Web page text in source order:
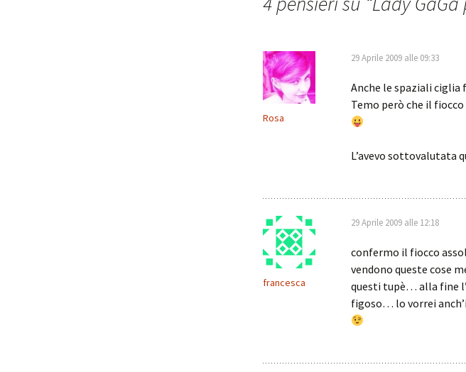
Rosa
29 Aprile 2009 alle 09:33
Anche le spaziali ciglia
Temo però che il
L’avevo sottovalutata
francesca
29 Aprile 2009 alle 12:18
confermo il fiocco
vendono queste cose
questi tupè… alla fine
figoso… lo vorrei